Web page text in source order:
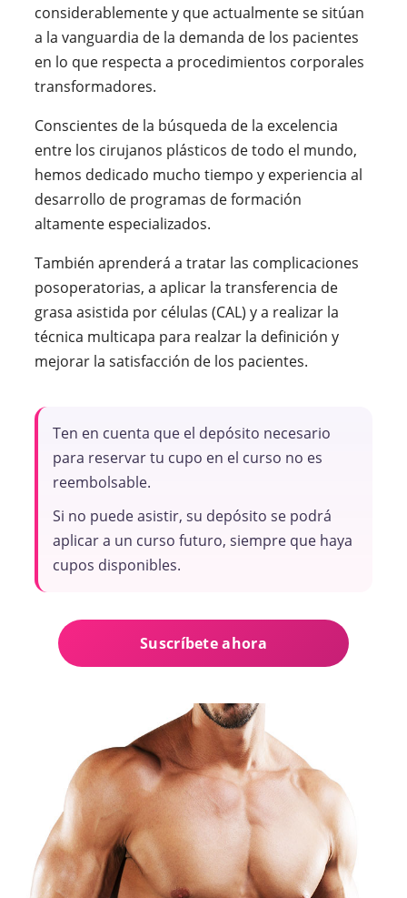
considerablemente y que actualmente se sitúan
a la vanguardia de la demanda de los pacientes
en lo que respecta a procedimientos corporales
transformadores.
Conscientes de la búsqueda de la excelencia
entre los cirujanos plásticos de todo el mundo,
hemos dedicado mucho tiempo y experiencia al
desarrollo de programas de formación
altamente especializados.
También aprenderá a tratar las complicaciones
posoperatorias, a aplicar la transferencia de
grasa asistida por células (CAL) y a realizar la
técnica multicapa para realzar la definición y
mejorar la satisfacción de los pacientes.
Ten en cuenta que el depósito necesario
para reservar tu cupo en el curso no es
reembolsable.
Si no puede asistir, su depósito se podrá
aplicar a un curso futuro, siempre que haya
cupos disponibles.
Suscríbete ahora